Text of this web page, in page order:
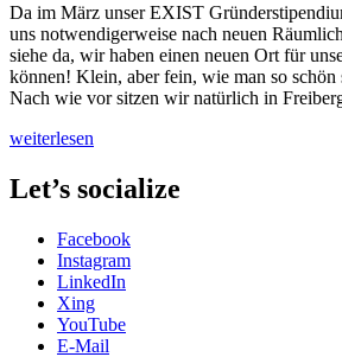
Da im März unser EXIST
uns notwendigerweise nach neuen
siehe da, wir haben einen neuen Ort für
können! Klein, aber fein, wie man so schön
Nach wie vor sitzen wir natürlich in
„Ortswechsel
wir
wachsen!“
weiterlesen
Let’s socialize
Facebook
Instagram
LinkedIn
Xing
YouTube
E-Mail